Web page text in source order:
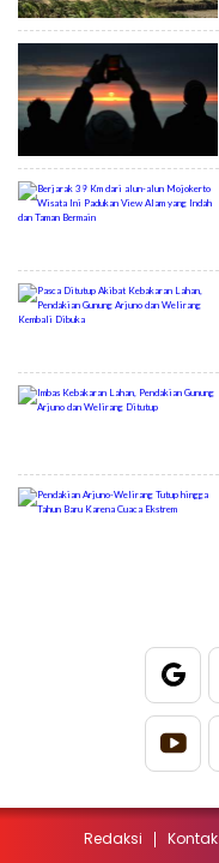
Redaksi Kontak